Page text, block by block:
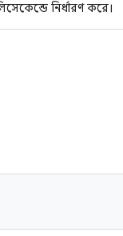
নির্ধারণ করে।